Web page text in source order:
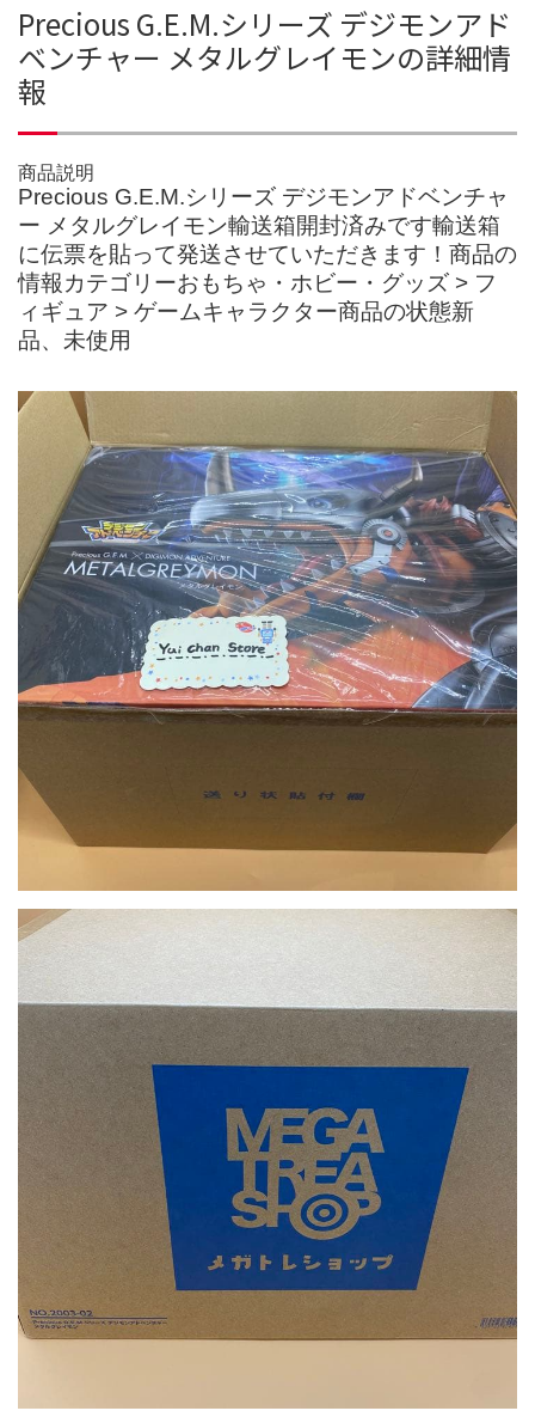
Precious G.E.M.シリーズ デジモンアド
ベンチャー メタルグレイモンの詳細情
報
商品説明
Precious G.E.M.シリーズ デジモンアドベンチャ
ー メタルグレイモン輸送箱開封済みです輸送箱
に伝票を貼って発送させていただきます！商品の
情報カテゴリーおもちゃ・ホビー・グッズ > フ
ィギュア > ゲームキャラクター商品の状態新
品、未使用